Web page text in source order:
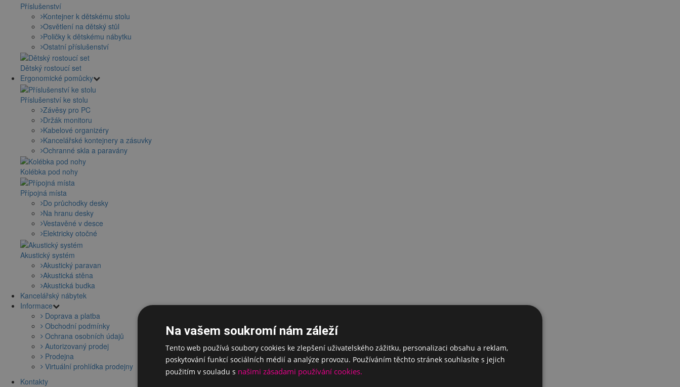
Příslušenství
Kontejner k dětskému stolu
Osvětlení na dětský stůl
Poličky k dětskému nábytku
Ostatní příslušenství
Dětský rostoucí set
Ergonomické pomůcky
Příslušenství ke stolu
Závěsy pro PC
Držák monitoru
Kabelové organizéry
Kancelářské kontejnery a zásuvky
Ochranné skla a paravány
Kolébka pod nohy
Přípojná místa
Do průchodky desky
Na hranu desky
Vestavěné v desce
Elektricky otočné
Akustický systém
Akustický paravan
Akustická stěna
Akustická budka
Kancelářský nábytek
Informace
Doprava a platba
Obchodní podmínky
Ochrana osobních údajů
Autorizovaný prodej
Prodejna
Virtuální prohlídka prodejny
Kontakty
Na vašem soukromí nám záleží
Tento web používá soubory cookies ke zlepšení uživatelského zážitku, personalizaci obsahu a reklam,
poskytování funkcí sociálních médií a analýze provozu. Používáním těchto stránek souhlasíte s jejich
použitím v souladu s našimi zásadami používání cookies.